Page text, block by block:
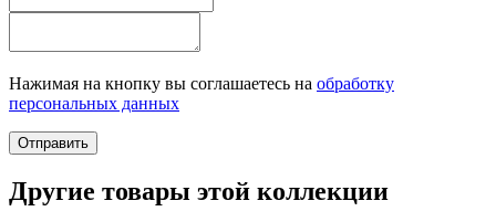
Нажимая на кнопку вы соглашаетесь на обработку
персональных данных
Отправить
Другие товары этой коллекции